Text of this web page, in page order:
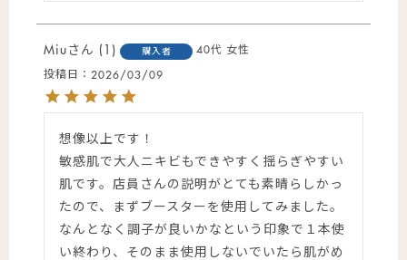
Miu 1 購入者 40代 女性
投稿日 2026/03/09
想像以上です！
敏感肌で大人ニキビもできやすく揺らぎやすい
肌です。店員さんの説明がとても素晴らしかっ
たので、まずブースターを使用してみました。
なんとなく調子が良いかなという印象で１本使
い終わり、そのまま使用しないでいたら肌がめ